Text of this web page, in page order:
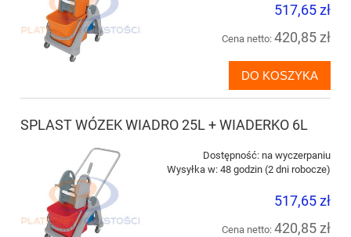
517,65 zł
Cena netto: 420,85 zł
DO KOSZYKA
SPLAST WÓZEK WIADRO 25L + WIADERKO 6L
Dostępność: na wyczerpaniu
Wysyłka w: 48 godzin (2 dni robocze)
517,65 zł
Cena netto: 420,85 zł